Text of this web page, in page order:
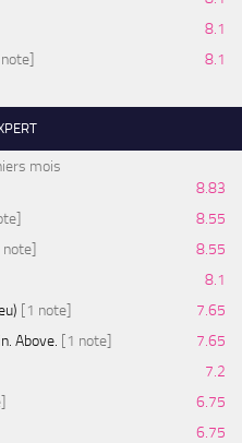
8.1
8.1
mois
8.83
8.55
note]
8.55
8.1
[1 note]
7.65
Above. [1 note]
7.65
7.2
6.75
6.75